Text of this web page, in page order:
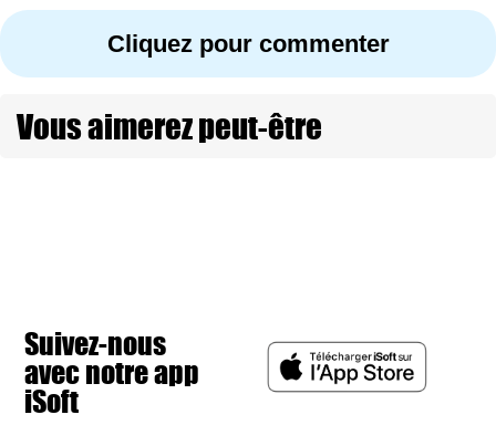
Cliquez pour commenter
Vous aimerez peut-être
Suivez-nous
avec notre app
iSoft